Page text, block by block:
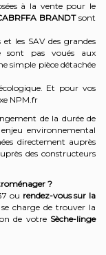
à la vente pour le
BRANDTsont
les SAV des grandes
sont pas voués aux
simple pièce détachée
Et pour vos
NPM.fr
de la durée de
environnemental
directement auprès
des constructeurs
?
ou rendez-vous sur la
charge de trouver la
de votre Sèche-linge